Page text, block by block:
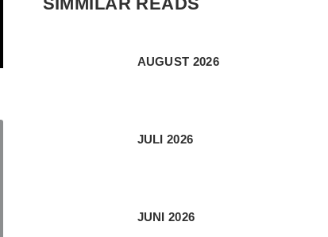
AUGUST 2026
JULI 2026
JUNI 2026